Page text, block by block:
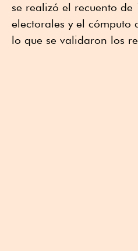
se realizó el recuento de
electorales y el cómputo
lo que se validaron los